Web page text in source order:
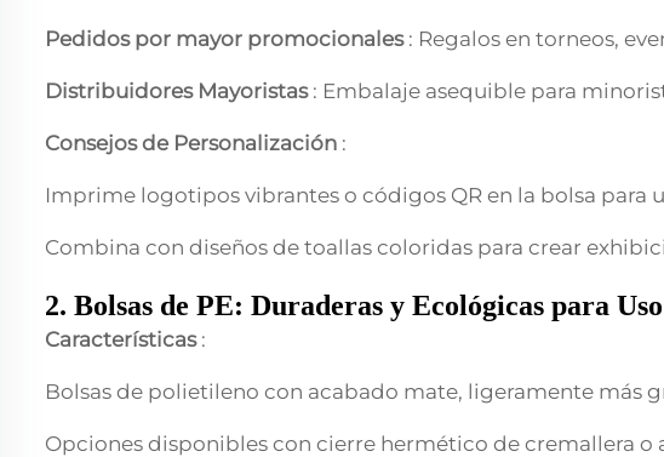
Pedidos por mayor promocionales : Regalos en torneos,
Distribuidores Mayoristas : Embalaje asequible para
Consejos de Personalización :
Imprime logotipos vibrantes o códigos QR en la bolsa para
Combina con diseños de toallas coloridas para crear
2. Bolsas de PE: Duraderas y Ecológicas para
Características :
Bolsas de polietileno con acabado mate, ligeramente más
Opciones disponibles con cierre hermético de cremallera o